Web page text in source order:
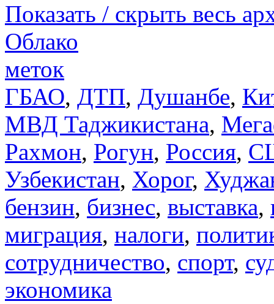
Показать / скрыть весь
Облако
меток
ГБАО, ДТП, Душанбе,
МВД Таджикистана,
Рахмон, Рогун, Россия,
Узбекистан, Хорог,
бензин, бизнес, выставка,
миграция, налоги,
сотрудничество, спорт,
экономика